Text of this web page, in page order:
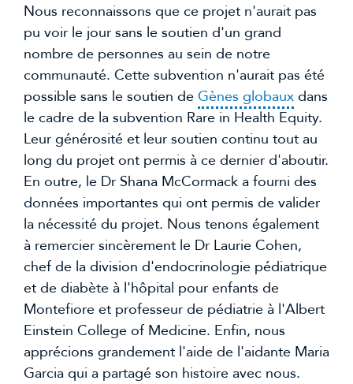
Nous reconnaissons que ce projet n'aurait pas
pu voir le jour sans le soutien d'un grand
nombre de personnes au sein de notre
communauté. Cette subvention n'aurait pas été
possible sans le soutien de Gènes globaux dans
le cadre de la subvention Rare in Health Equity.
Leur générosité et leur soutien continu tout au
long du projet ont permis à ce dernier d'aboutir.
En outre, le Dr Shana McCormack a fourni des
données importantes qui ont permis de valider
la nécessité du projet. Nous tenons également
à remercier sincèrement le Dr Laurie Cohen,
chef de la division d'endocrinologie pédiatrique
et de diabète à l'hôpital pour enfants de
Montefiore et professeur de pédiatrie à l'Albert
Einstein College of Medicine. Enfin, nous
apprécions grandement l'aide de l'aidante Maria
Garcia qui a partagé son histoire avec nous.